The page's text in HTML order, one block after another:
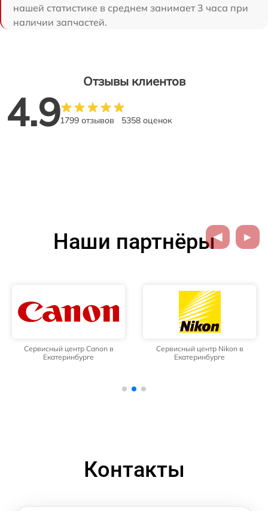
нашей статистике в среднем занимает 3 часа при
наличии запчастей.
Отзывы клиентов
4.91799 отзывов 5358 оценок
Наши партнёры
Сервисный центр Canon в
Екатеринбурге
Сервисный центр Nikon в
Екатеринбурге
Контакты